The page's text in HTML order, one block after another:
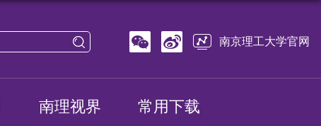
南京理工大学官网
南理视界 常用下载